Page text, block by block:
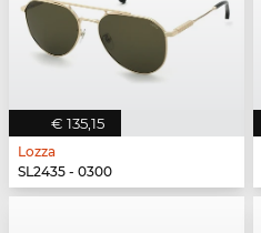
€ 135,15
Lozza
SL2435 - 0300